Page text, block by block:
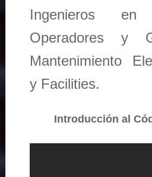
Ingenieros en
Operadores y
Mantenimiento
y Facilities.
Introducción al